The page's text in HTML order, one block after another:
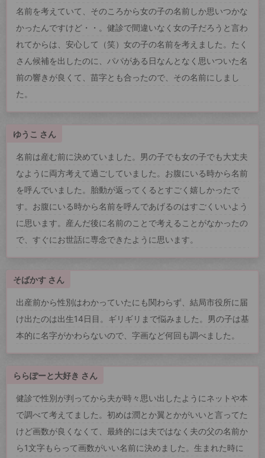
名前を考えていて、そのころから女の子の名前しか思いつかな
かったんですけど・・。健診で間違いなく女の子だろうと言わ
れてからは、安心して（笑）女の子の名前を考えました。たく
さん候補を出したのに、パパがある日なんとなく思いついた名
前の響きが良くて、苗字とも合ったので、その名前にしまし
た。
ゆうこ さん
名前は産む前に決めていました。男の子でも女の子でも大丈夫
なように両方考えて過ごしていました。お腹にいる時から名前
を呼んでいました。胎動が返ってくるとすごく嬉しかったで
す。お腹にいる時から名前を呼んであげるのはすごくいいよう
に思います。産んだ後に名前のことで考えることがなかったの
で、すぐにお世話に専念できたように思います。
そばかす さん
出産前から性別はわかっていたにも関わらず、結局市役所に届
け出たのは出生14日目。ギリギリまで悩みました。男の子は基
本的に名字がかわらないので、字画など何回も調べました。
ららぽーと大好き さん
健診で性別が判ってから夫が時々思い出したようにネットや本
で調べて考えてました。初めは潤とか翼とかがいいと言ってた
けど画数が良くなくて、最終的には夫ではなく夫の父の名前か
ら1文字もらって画数がいい名前に決めました。生まれた時に